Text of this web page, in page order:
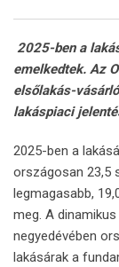
2025-ben a
emelkedtek. Az
elsőlakás-
lakáspiaci
2025-ben a
országosan 23,5
legmagasabb,
meg. A
negyedévében
lakásárak a